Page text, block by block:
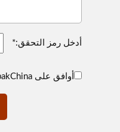
أدخل رمز التحقق:*
أوافق على ExpakChina